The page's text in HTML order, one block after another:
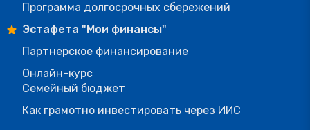
Программа долгосрочных сбережений
Эстафета "Мои финансы"
Партнерское финансирование
Онлайн-курс
Семейный бюджет
Как грамотно инвестировать через ИИС